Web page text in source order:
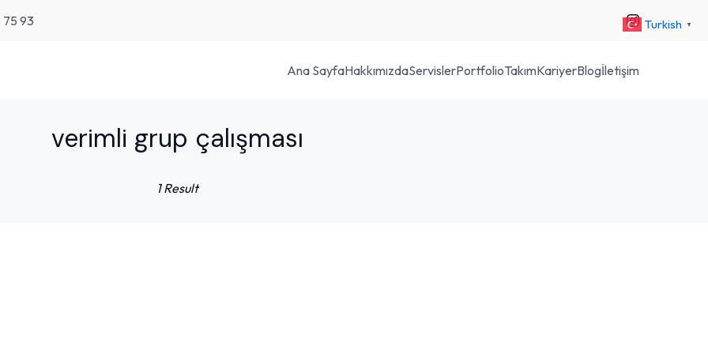
75 93
Ana SayfaHakkımızdaServislerPortfolioTakımKariyerBlogİletişim
verimli grup çalışması
1 Result
Turkish ▼